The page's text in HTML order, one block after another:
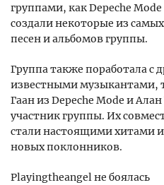
группами, как Depeche
создали некоторые из
песен и альбомов группы.
Группа также поработала с
известными музыкантами,
Гаан из Depeche Mode и
участник группы. Их
стали настоящими хитами
новых поклонников.
Playingtheangel не боялась